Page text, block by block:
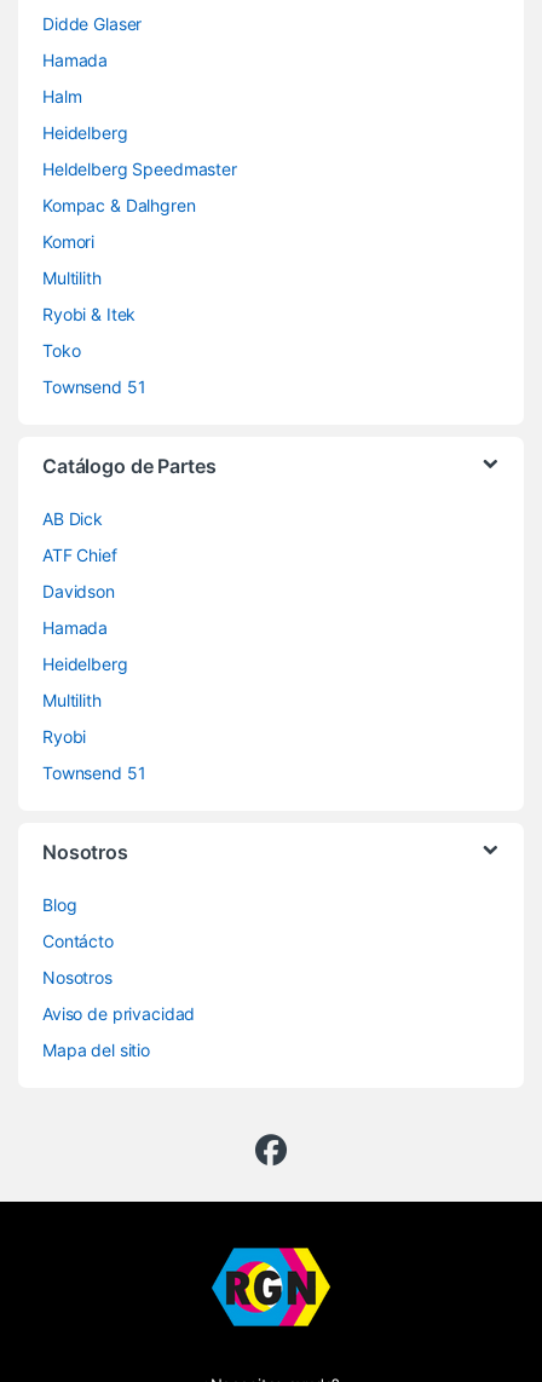
Didde Glaser
Hamada
Halm
Heidelberg
Heldelberg Speedmaster
Kompac & Dalhgren
Komori
Multilith
Ryobi & Itek
Toko
Townsend 51
Catálogo de Partes
AB Dick
ATF Chief
Davidson
Hamada
Heidelberg
Multilith
Ryobi
Townsend 51
Nosotros
Blog
Contácto
Nosotros
Aviso de privacidad
Mapa del sitio